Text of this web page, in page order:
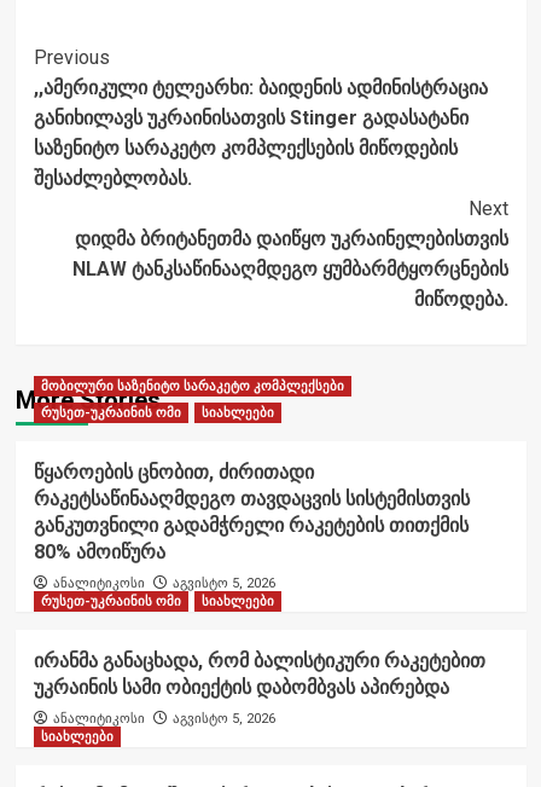
Post
Navigation
Previous
,,ამერიკული ტელეარხი: ბაიდენის ადმინისტრაცია
განიხილავს უკრაინისათვის Stinger გადასატანი
საზენიტო სარაკეტო კომპლექსების მიწოდების
შესაძლებლობას.
Next
დიდმა ბრიტანეთმა დაიწყო უკრაინელებისთვის
NLAW ტანკსაწინააღმდეგო ყუმბარმტყორცნების
მიწოდება.
More Stories
მობილური საზენიტო სარაკეტო კომპლექსები
რუსეთ-უკრაინის ომი
სიახლეები
წყაროების ცნობით, ძირითადი
რაკეტსაწინააღმდეგო თავდაცვის სისტემისთვის
განკუთვნილი გადამჭრელი რაკეტების თითქმის
80% ამოიწურა
ანალიტიკოსი
აგვისტო 5, 2026
რუსეთ-უკრაინის ომი
სიახლეები
ირანმა განაცხადა, რომ ბალისტიკური რაკეტებით
უკრაინის სამი ობიექტის დაბომბვას აპირებდა
ანალიტიკოსი
აგვისტო 5, 2026
სიახლეები